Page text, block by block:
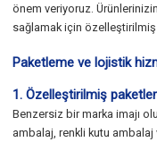
önem veriyoruz.
sağlamak için
Paketleme ve lojistik
1. Özelleştirilmiş
Benzersiz bir marka imajı
ambalaj, renkli kutu ambalaj